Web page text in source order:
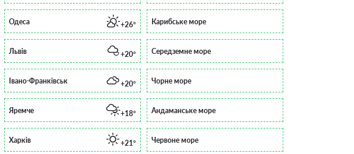
Одеса +26°
Львів +20°
Івано-Франківськ +20°
Яремче +18°
Харків +21°
Карибське море
Середземне море
Чорне море
Андаманське море
Червоне море